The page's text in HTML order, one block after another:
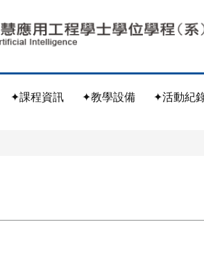
✦課程資訊 ✦教學設備 ✦活動紀